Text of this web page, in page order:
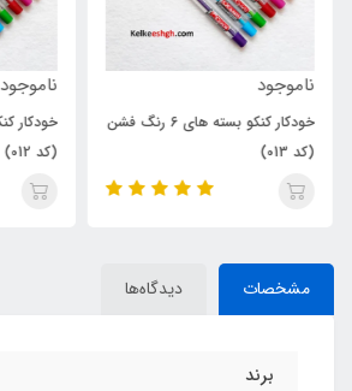
ناموجود
خودکار کنکو بسته های 6 رنگ فشن
(کد 013)
ناموجود
(کد 012)
مشخصات دیدگاه‌ها
برند